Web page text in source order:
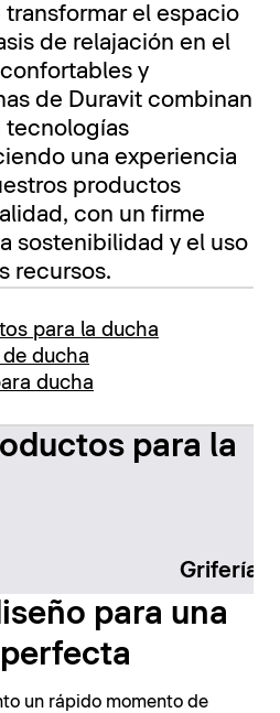
el espacio
de relajación en el
y
de Duravit combinan
tecnologías
una experiencia
productos
con un firme
sostenibilidad y el uso
recursos.
para la ducha
ducha
ducha
para la
Grifería
para una
un rápido momento de